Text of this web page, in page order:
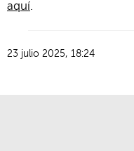
aquí.
23 julio 2025, 18:24